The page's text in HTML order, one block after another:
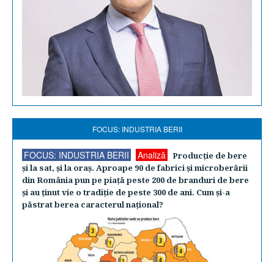
FOCUS: INDUSTRIA BERII
FOCUS: INDUSTRIA BERII Analiză
Producţie de bere
şi la sat, şi la oraş. Aproape 90 de fabrici şi microberării
din România pun pe piaţă peste 200 de branduri de bere
şi au ţinut vie o tradiţie de peste 300 de ani. Cum şi-a
păstrat berea caracterul naţional?